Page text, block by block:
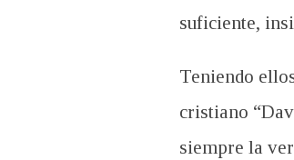
suficiente,
Teniendo
cristiano
siempre la